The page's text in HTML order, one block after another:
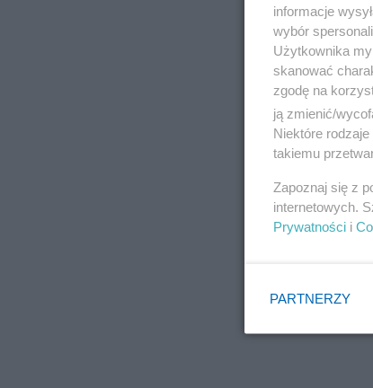
informacje
wybór
Użytkownika
skanować
zgodę na
ją zmienić/
Niektóre
takiemu
Zapoznaj się z
internetowych.
Prywatności i
PARTNERZY